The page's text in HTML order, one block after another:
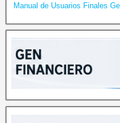
Manual de Usuarios Finales